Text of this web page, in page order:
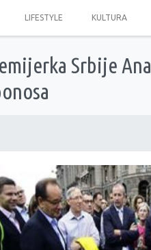
LIFESTYLE KULTURA
Srbije Ana